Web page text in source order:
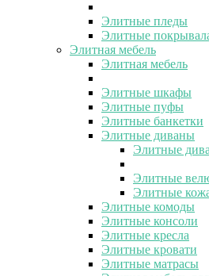
Элитные пледы
Элитные
Элитная мебель
Элитная мебель
Элитные шкафы
Элитные пуфы
Элитные банкетки
Элитные диваны
Элитные
Элитные
Элитные
Элитные комоды
Элитные консоли
Элитные кресла
Элитные кровати
Элитные матрасы